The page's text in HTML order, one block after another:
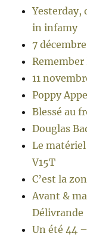
Yesterday,
in infamy
7
Remember
11
Poppy
Blessé au
Douglas
Le
V15T
C’est la
Avant &
Délivrande
Un été 44